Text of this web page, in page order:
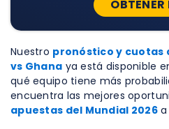
OBTENER
Nuestro pronóstico y cuotas
vs Ghana ya está disponible
qué equipo tiene más
encuentra las mejores
apuestas del Mundial 2026